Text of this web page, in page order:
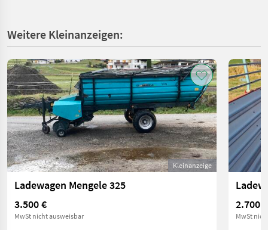
Weitere Kleinanzeigen:
Kleinanzeige
Ladewagen Mengele 325
3.500 €
MwSt nicht ausweisbar
2.700 €
MwSt